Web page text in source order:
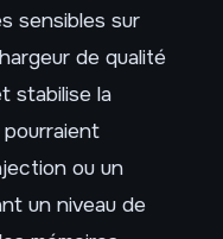
sensibles sur
de qualité
stabilise la
ou un
un niveau de